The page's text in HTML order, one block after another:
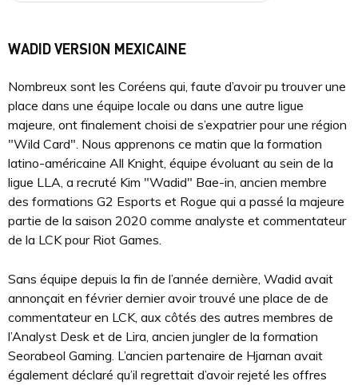
WADID VERSION MEXICAINE
Nombreux sont les Coréens qui, faute d’avoir pu trouver une
place dans une équipe locale ou dans une autre ligue
majeure, ont finalement choisi de s’expatrier pour une région
"Wild Card". Nous apprenons ce matin que la formation
latino-américaine All Knight, équipe évoluant au sein de la
ligue LLA, a recruté Kim "Wadid" Bae-in, ancien membre
des formations G2 Esports et Rogue qui a passé la majeure
partie de la saison 2020 comme analyste et commentateur
de la LCK pour Riot Games.
Sans équipe depuis la fin de l’année dernière, Wadid avait
annonçait en février dernier avoir trouvé une place de de
commentateur en LCK, aux côtés des autres membres de
l’Analyst Desk et de Lira, ancien jungler de la formation
Seorabeol Gaming. L’ancien partenaire de Hjarnan avait
également déclaré qu’il regrettait d’avoir rejeté les offres